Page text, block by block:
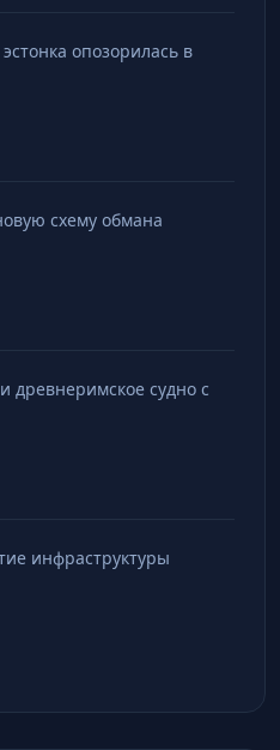
опозорилась в
схему обмана
древнеримское судно с
инфраструктуры